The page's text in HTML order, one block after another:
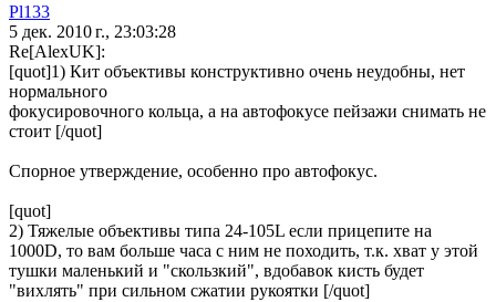
Pl133
5 дек. 2010 г., 23:03:28
Re[AlexUK]:
[quot]1) Кит объективы конструктивно очень неудобны, нет
нормального
фокусировочного кольца, а на автофокусе пейзажи снимать не
стоит [/quot]
Спорное утверждение, особенно про автофокус.
[quot]
2) Тяжелые объективы типа 24-105L если прицепите на
1000D, то вам больше часа с ним не походить, т.к. хват у этой
тушки маленький и "скользкий", вдобавок кисть будет
"вихлять" при сильном сжатии рукоятки [/quot]